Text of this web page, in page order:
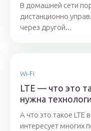
В домашней сети
дистанционно
через другой...
Wi-Fi
LTE — что это
нужна
А что это такое
интересует многих